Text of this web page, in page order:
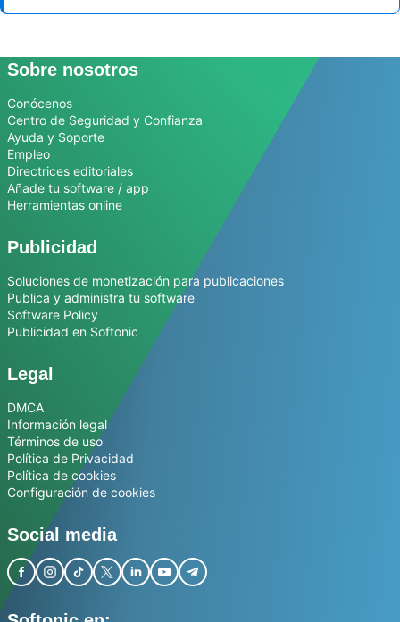
Sobre nosotros
Conócenos
Centro de Seguridad y Confianza
Ayuda y Soporte
Empleo
Directrices editoriales
Añade tu software / app
Herramientas online
Publicidad
Soluciones de monetización para publicaciones
Publica y administra tu software
Software Policy
Publicidad en Softonic
Legal
DMCA
Información legal
Términos de uso
Política de Privacidad
Política de cookies
Configuración de cookies
Social media